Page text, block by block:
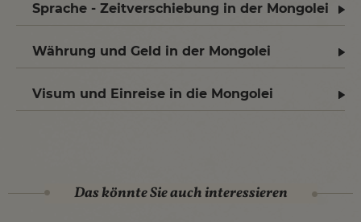
Sprache - Zeitverschiebung in der Mongolei
Währung und Geld in der Mongolei
Visum und Einreise in die Mongolei
Das könnte Sie auch interessieren